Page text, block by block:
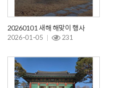
20260101 새해 해맞이 행사
2026-01-05 231